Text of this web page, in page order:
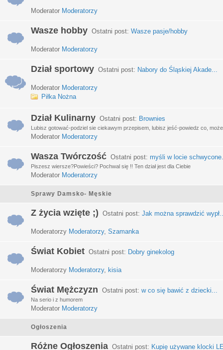
Moderator Moderatorzy
Wasze hobby Ostatni post: Wasze pasje/hobby
Moderator Moderatorzy
Dział sportowy Ostatni post: Nabory do Śląskiej Akade...
Moderator Moderatorzy
Piłka Nożna
Dział Kulinarny Ostatni post: Brownies
Lubisz gotować-podziel sie ciekawym przepisem, lubisz jeść-powiedz co,
Moderator Moderatorzy
Wasza Twórczość Ostatni post: myśli w locie
Piszesz wiersze?Powieści? Pochwal się !! Ten dział jest dla Ciebie
Moderator Moderatorzy
Sprawy Damsko- Męskie
Z życia wzięte ;) Ostatni post: Jak można sprawdzić
Moderatorzy Moderatorzy, Szamanka
Świat Kobiet Ostatni post: Dobry ginekolog
Moderatorzy Moderatorzy, kisia
Świat Mężczyzn Ostatni post: w co się bawić z dziecki...
Na serio i z humorem
Moderator Moderatorzy
Ogłoszenia
Różne Ogłoszenia Ostatni post: Kupię używane klocki